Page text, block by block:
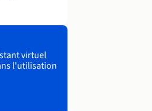
virtuel
l'utilisation